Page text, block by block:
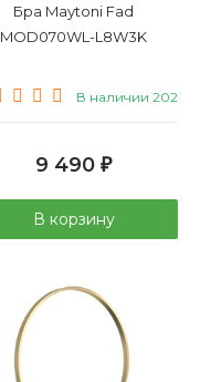
Бра Maytoni Fad
MOD070WL-L8W3K
В наличии 202
9 490 ₽
В корзину